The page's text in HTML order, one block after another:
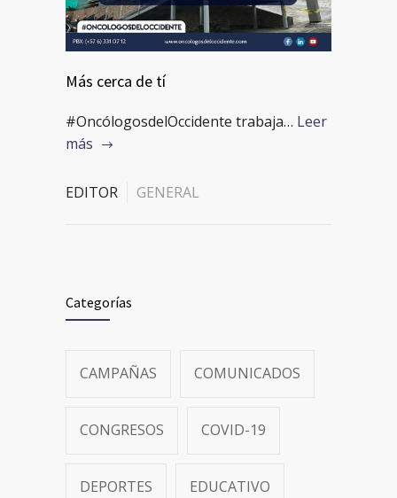
Más cerca de tí
#OncólogosdelOccidente trabaja… Leer
más
EDITOR GENERAL
Categorías
CAMPAÑAS COMUNICADOS
CONGRESOS COVID-19
DEPORTES EDUCATIVO